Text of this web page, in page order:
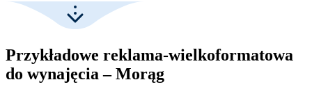
Przykładowe reklama-wielkoformatowa
do wynajęcia – Morąg